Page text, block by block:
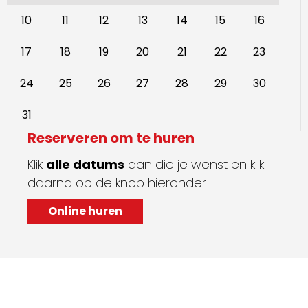
10
11 12 13 14 15
16
17
18 19 20 21 22
23
24
25 26 27 28 29
30
31
Reserveren om te huren
Klik alle datums aan die je wenst en klik
daarna op de knop hieronder
Online huren